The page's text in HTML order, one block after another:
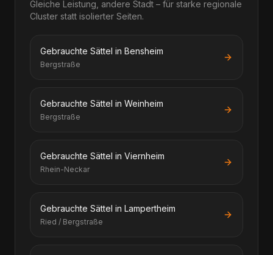
Gleiche Leistung, andere Stadt – für starke regionale
Cluster statt isolierter Seiten.
Gebrauchte Sättel in Bensheim
Bergstraße
Gebrauchte Sättel in Weinheim
Bergstraße
Gebrauchte Sättel in Viernheim
Rhein-Neckar
Gebrauchte Sättel in Lampertheim
Ried / Bergstraße